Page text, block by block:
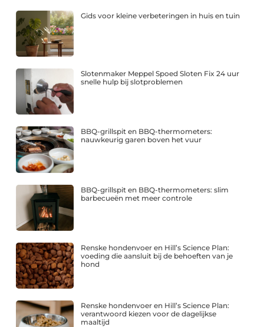
Gids voor kleine verbeteringen in huis en tuin
Slotenmaker Meppel Spoed Sloten Fix 24 uur
snelle hulp bij slotproblemen
BBQ-grillspit en BBQ-thermometers:
nauwkeurig garen boven het vuur
BBQ-grillspit en BBQ-thermometers: slim
barbecueën met meer controle
Renske hondenvoer en Hill’s Science Plan:
voeding die aansluit bij de behoeften van je
hond
Renske hondenvoer en Hill’s Science Plan:
verantwoord kiezen voor de dagelijkse
maaltijd